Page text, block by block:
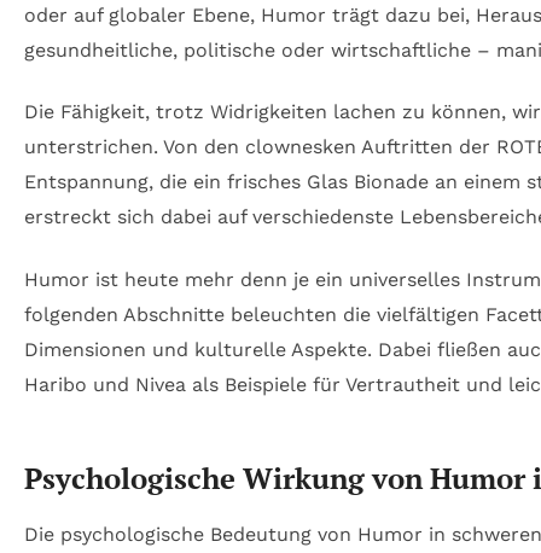
oder auf globaler Ebene, Humor trägt dazu bei,
gesundheitliche, politische oder wirtschaftliche –
Die Fähigkeit, trotz Widrigkeiten lachen zu können,
unterstrichen. Von den clownesken Auftritten der
Entspannung, die ein frisches Glas Bionade an
erstreckt sich dabei auf verschiedenste
Humor ist heute mehr denn je ein universelles
folgenden Abschnitte beleuchten die vielfältigen
Dimensionen und kulturelle Aspekte. Dabei fließen
Haribo und Nivea als Beispiele für Vertrautheit und
Psychologische Wirkung von
Die psychologische Bedeutung von Humor in